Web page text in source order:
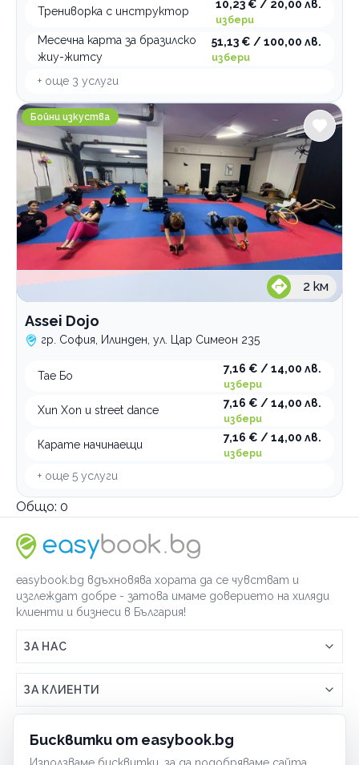
Бисквитки от easybook.bg
Трениворка с инструктор
10,23 € / 20,00 лв.
избери
Месечна карта за бразилско
жиу-житсу
51,13 € / 100,00 лв.
избери
+ още 3 услуги
Assei Dojo
Бойни изкуства
2 км
Assei Dojo
гр. София, Илинден, ул. Цар Симеон 235
Тае Бо
7,16 € / 14,00 лв.
избери
Хип Хоп и street dance
7,16 € / 14,00 лв.
избери
Карате начинаещи
7,16 € / 14,00 лв.
избери
+ още 5 услуги
Общо: 0
easybook.bg вдъхновява хората да се чувстват и
изглеждат добре - затова имаме доверието на хиляди
клиенти и бизнеси в България!
ЗА НАС
Връзка с easybook.bg
Как работи easybook
Често задавани въпроси
ЗА КЛИЕНТИ
Условия за ползване
ЗА ТЪРГОВЦИ